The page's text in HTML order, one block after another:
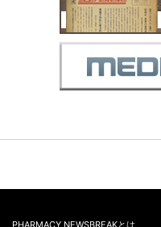
PHARMACY NEWSBREAKとは